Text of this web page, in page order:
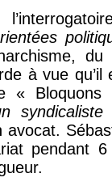
à vue
«
avocat.
pendant